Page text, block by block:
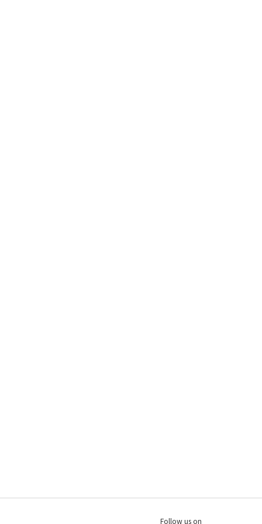
Follow us on